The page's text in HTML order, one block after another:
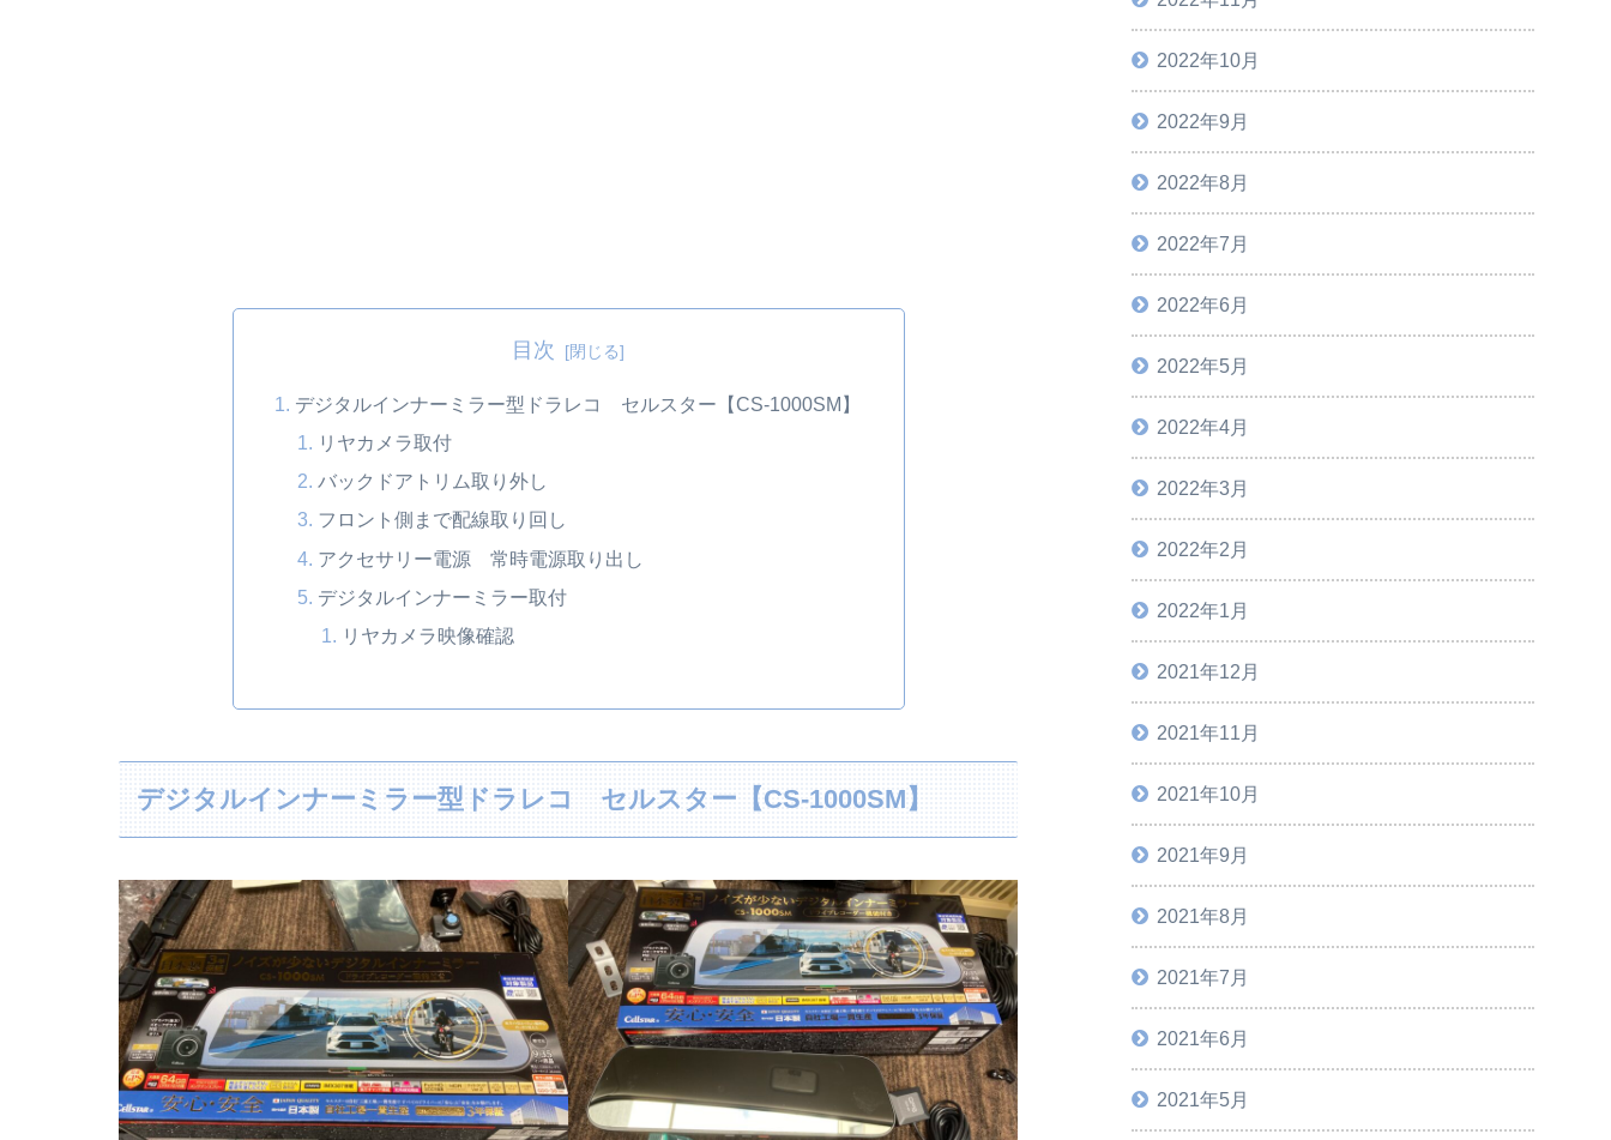
目次
デジタルインナーミラー型ドラレコ セルスター【CS-1000SM】
リヤカメラ取付
バックドアトリム取り外し
フロント側まで配線取り回し
アクセサリー電源 常時電源取り出し
デジタルインナーミラー取付
リヤカメラ映像確認
デジタルインナーミラー型ドラレコ セルスター【CS-1000SM】
2022年10月
2022年9月
2022年8月
2022年7月
2022年6月
2022年5月
2022年4月
2022年3月
2022年2月
2022年1月
2021年12月
2021年11月
2021年10月
2021年9月
2021年8月
2021年7月
2021年6月
2021年5月